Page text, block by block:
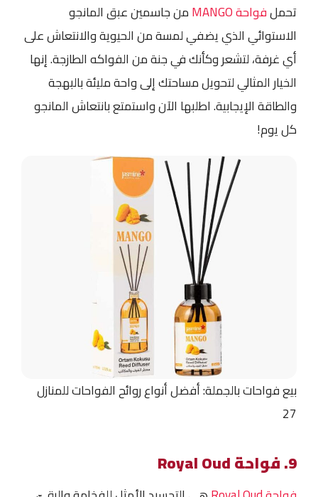
تحملفواحة MANGO
من جاسمين عبق المانجو
الاستوائي الذي يضفي لمسة من الحيوية والانتعاش على
أي غرفة، لتشعر وكأنك في جنة من الفواكه الطازجة. إنها
الخيار المثالي لتحويل مساحتك إلى واحة مليئة بالبهجة
والطاقة الإيجابية. اطلبها الآن واستمتع بانتعاش المانجو
كل يوم!
بيع فواحات بالجملة: أفضل أنواع روائح الفواحات للمنازل
27
9. فواحة Royal Oud